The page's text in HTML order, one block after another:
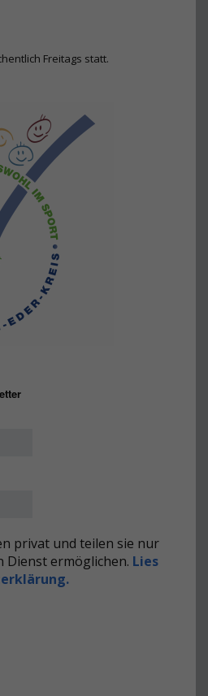
Freitags statt.
privat und teilen sie nur
Dienst ermöglichen. Lies